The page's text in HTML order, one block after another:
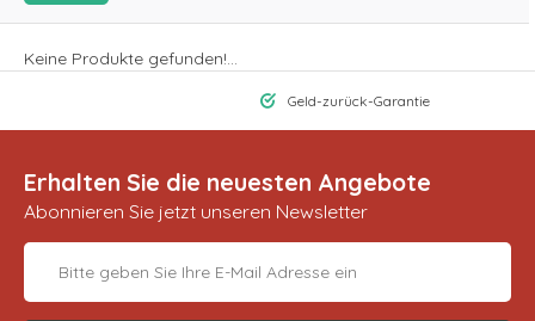
Keine Produkte gefunden!...
Geld-zurück-Garantie
Erhalten Sie die neuesten Angebote
Abonnieren Sie jetzt unseren Newsletter